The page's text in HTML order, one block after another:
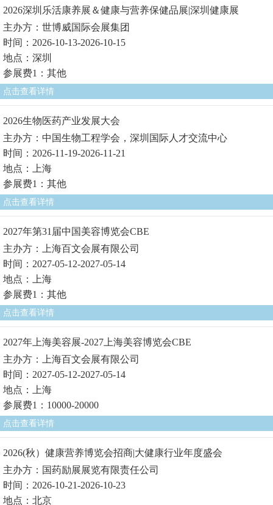
2026深圳乐活康养展＆健康与营养保健品展|深圳健康展
主办方：世博威国际会展集团
时间：2026-10-13-2026-10-15
地点：深圳
参展费1：其他
点击查看详情
2026生物医药产业发展大会
主办方：中国生物工程学会，深圳国际人才交流中心
时间：2026-11-19-2026-11-21
地点：上海
参展费1：其他
点击查看详情
2027年第31届中国美容博览会CBE
主办方：上海百文会展有限公司
时间：2027-05-12-2027-05-14
地点：上海
参展费1：其他
点击查看详情
2027年上海美容展-2027上海美容博览会CBE
主办方：上海百文会展有限公司
时间：2027-05-12-2027-05-14
地点：上海
参展费1：10000-20000
点击查看详情
2026(秋）健康营养博览会招商|大健康行业年度盛会
主办方：国药励展展览有限责任公司
时间：2026-10-21-2026-10-23
地点：北京